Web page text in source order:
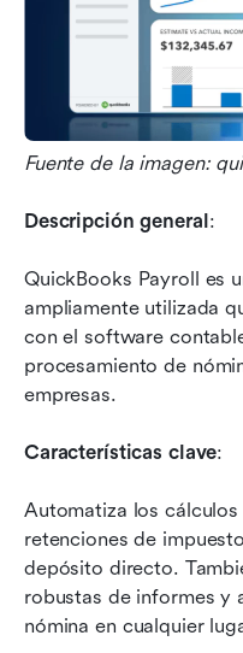
Fuente de la imagen:
Descripción general:
QuickBooks Payroll es
ampliamente utilizada
con el software
procesamiento de
empresas.
Características clave:
Automatiza los
retenciones de
depósito directo.
robustas de informes y
nómina en cualquier